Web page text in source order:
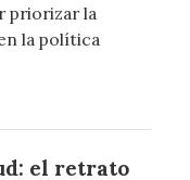
priorizar la
la política
el retrato